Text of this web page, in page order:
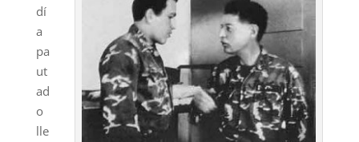
dí
a
pa
ut
ad
o
lle